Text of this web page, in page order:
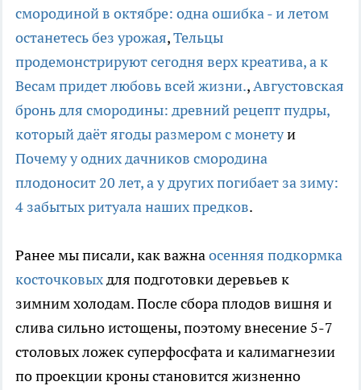
смородиной в октябре: одна ошибка - и летом
останетесь без урожая,Тельцы
продемонстрируют сегодня верх креатива, а к
Весам придет любовь всей жизни.,Августовская
бронь для смородины: древний рецепт пудры,
который даёт ягоды размером с монетуи
Почему у одних дачников смородина
плодоносит 20 лет, а у других погибает за зиму:
4 забытых ритуала наших предков.
Ранее мы писали, как важнаосенняя подкормка
косточковыхдля подготовки деревьев к
зимним холодам. После сбора плодов вишня и
слива сильно истощены, поэтому внесение 5-7
столовых ложек суперфосфата и калимагнезии
по проекции кроны становится жизненно